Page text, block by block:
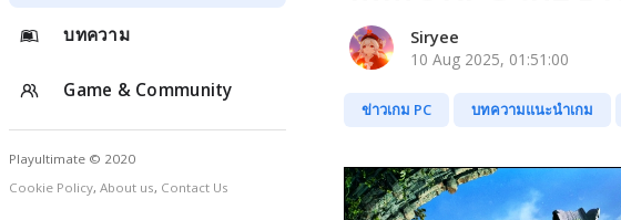
บทความ
Game & Community
Playultimate © 2020
Cookie Policy, About us, Contact Us
Siryee
10 Aug 2025, 01:51:00
ข่าวเกม PC บทความแนะนำเกม